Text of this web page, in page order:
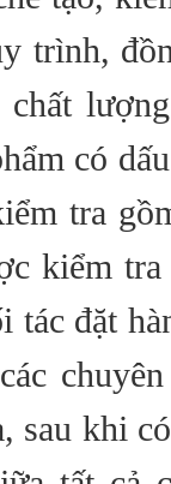
trình,
có
tra
kiểm
đặt
sau khi